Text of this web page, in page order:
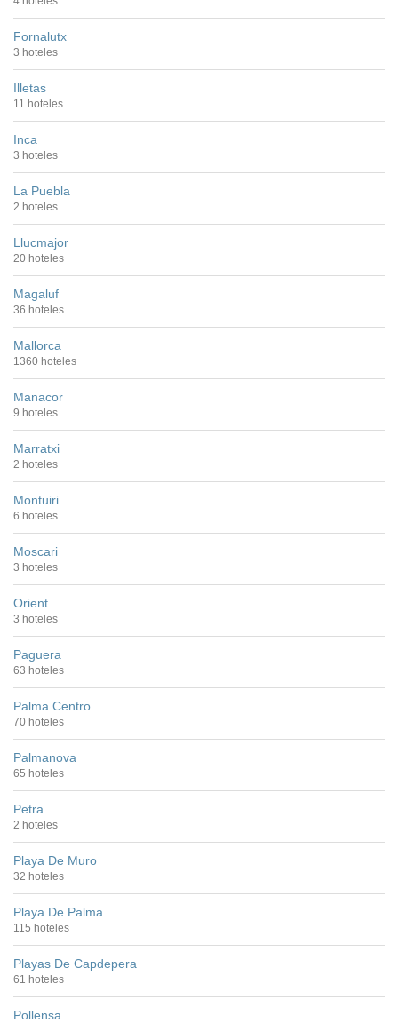
Fornalutx
3 hoteles
Illetas
11 hoteles
Inca
3 hoteles
La Puebla
2 hoteles
Llucmajor
20 hoteles
Magaluf
36 hoteles
Mallorca
1360 hoteles
Manacor
9 hoteles
Marratxi
2 hoteles
Montuiri
6 hoteles
Moscari
3 hoteles
Orient
3 hoteles
Paguera
63 hoteles
Palma Centro
70 hoteles
Palmanova
65 hoteles
Petra
2 hoteles
Playa De Muro
32 hoteles
Playa De Palma
115 hoteles
Playas De Capdepera
61 hoteles
Pollensa